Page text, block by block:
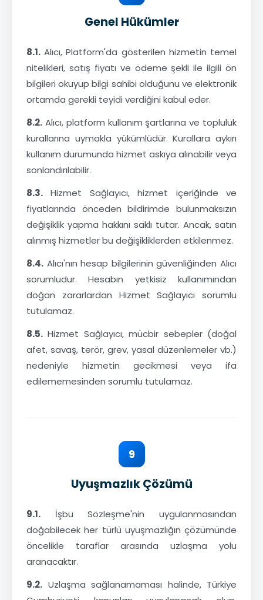
Genel Hükümler
8.1. Alıcı, Platform'da gösterilen hizmetin temel
nitelikleri, satış fiyatı ve ödeme şekli ile ilgili ön
bilgileri okuyup bilgi sahibi olduğunu ve elektronik
ortamda gerekli teyidi verdiğini kabul eder.
8.2. Alıcı, platform kullanım şartlarına ve topluluk
kurallarına uymakla yükümlüdür. Kurallara aykırı
kullanım durumunda hizmet askıya alınabilir veya
sonlandırılabilir.
8.3. Hizmet Sağlayıcı, hizmet içeriğinde ve
fiyatlarında önceden bildirimde bulunmaksızın
değişiklik yapma hakkını saklı tutar. Ancak, satın
alınmış hizmetler bu değişikliklerden etkilenmez.
8.4. Alıcı'nın hesap bilgilerinin güvenliğinden Alıcı
sorumludur. Hesabın yetkisiz kullanımından
doğan zararlardan Hizmet Sağlayıcı sorumlu
tutulamaz.
8.5. Hizmet Sağlayıcı, mücbir sebepler (doğal
afet, savaş, terör, grev, yasal düzenlemeler vb.)
nedeniyle hizmetin gecikmesi veya ifa
edilememesinden sorumlu tutulamaz.
9
Uyuşmazlık Çözümü
9.1. İşbu Sözleşme'nin uygulanmasından
doğabilecek her türlü uyuşmazlığın çözümünde
öncelikle taraflar arasında uzlaşma yolu
aranacaktır.
9.2. Uzlaşma sağlanamaması halinde, Türkiye